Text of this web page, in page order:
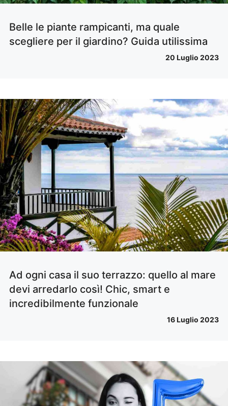
Belle le piante rampicanti, ma quale
scegliere per il giardino? Guida utilissima
20 Luglio 2023
Ad ogni casa il suo terrazzo: quello al mare
devi arredarlo così! Chic, smart e
incredibilmente funzionale
16 Luglio 2023